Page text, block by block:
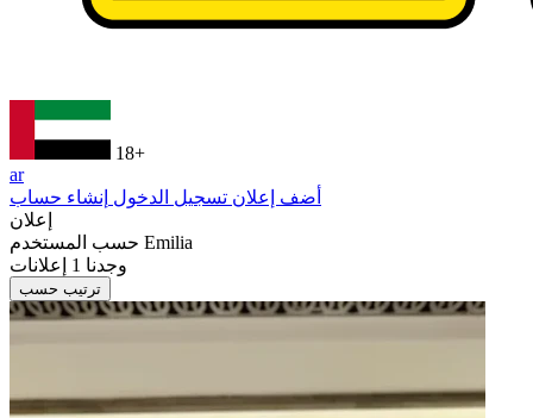
18+
ar
أضف إعلان تسجيل الدخول إنشاء حساب
إعلان
Emilia
وجدنا 1 إعلانات
ترتيب حسب